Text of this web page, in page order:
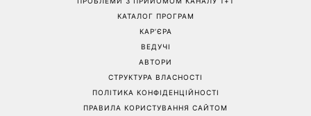
«Все гірше й гірше»: Надя
Дорофєєва розповіла про
«Це був сюрприз»: Соломія
Вітвіцька розповіла, як
дізналася про вагітність та
якою була реакція чоловіка